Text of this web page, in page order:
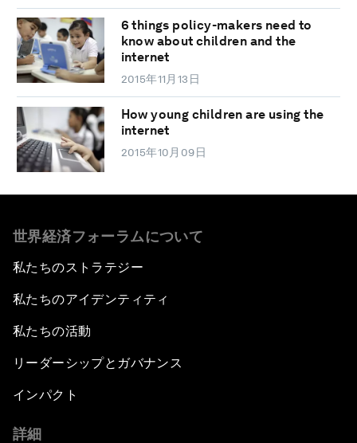
6 things policy-makers need to
know about children and the
internet
2015年11月13日
How young children are using the
internet
2015年10月09日
世界経済フォーラムについて
私たちのストラテジー
私たちのアイデンティティ
私たちの活動
リーダーシップとガバナンス
インパクト
詳細